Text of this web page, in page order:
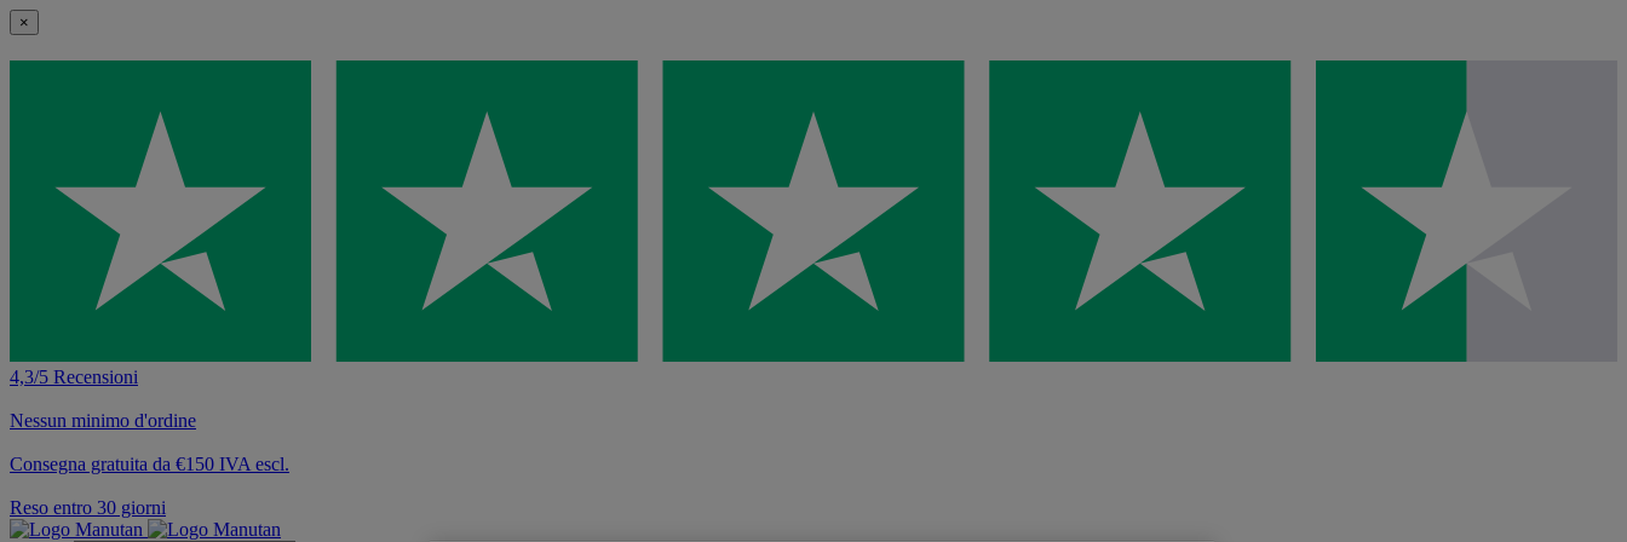
×
4,3/5 Recensioni
Nessun minimo d'ordine
Consegna gratuita da €150 IVA escl.
Reso entro 30 giorni